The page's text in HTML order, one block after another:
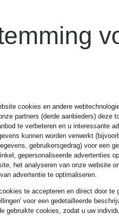
Max
ZINDA
cookies en andere
partners (derde aanbieders) deze
te verbeteren en u interessante
kunnen worden verwerkt
gebruikersgedrag) voor een
gepersonaliseerde advertenties
het analyseren van onze website
advertentie te optimaliseren.
te accepteren en direct door te
voor een gedetailleerde
gebruikte cookies, zodat u uw